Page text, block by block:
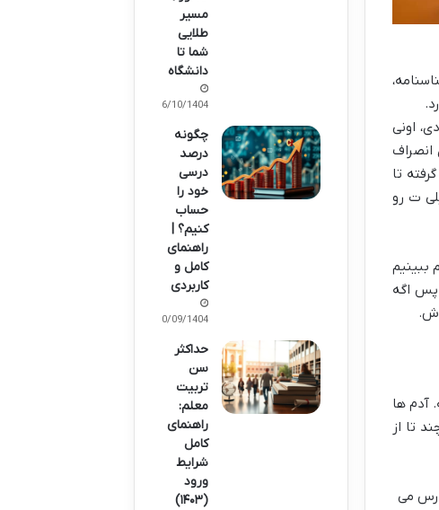
اونی
تا
ت رو
قدم با هم ببینیم
پس اگه
آدم ها
تا از
می
مسیر
طلایی
شما تا
دانشگاه
06/10/1404
چگونه
درصد
درسی
خود را
حساب
کنیم؟ |
راهنمای
کامل و
کاربردی
20/09/1404
حداکثر
سن
تربیت
معلم:
راهنمای
کامل
شرایط
ورود
(۱۴۰۳)